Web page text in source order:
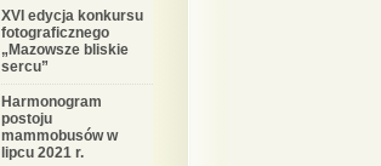
XVI edycja konkursu
fotograficznego
„Mazowsze bliskie
sercu”
Harmonogram
postoju
mammobusów w
lipcu 2021 r.